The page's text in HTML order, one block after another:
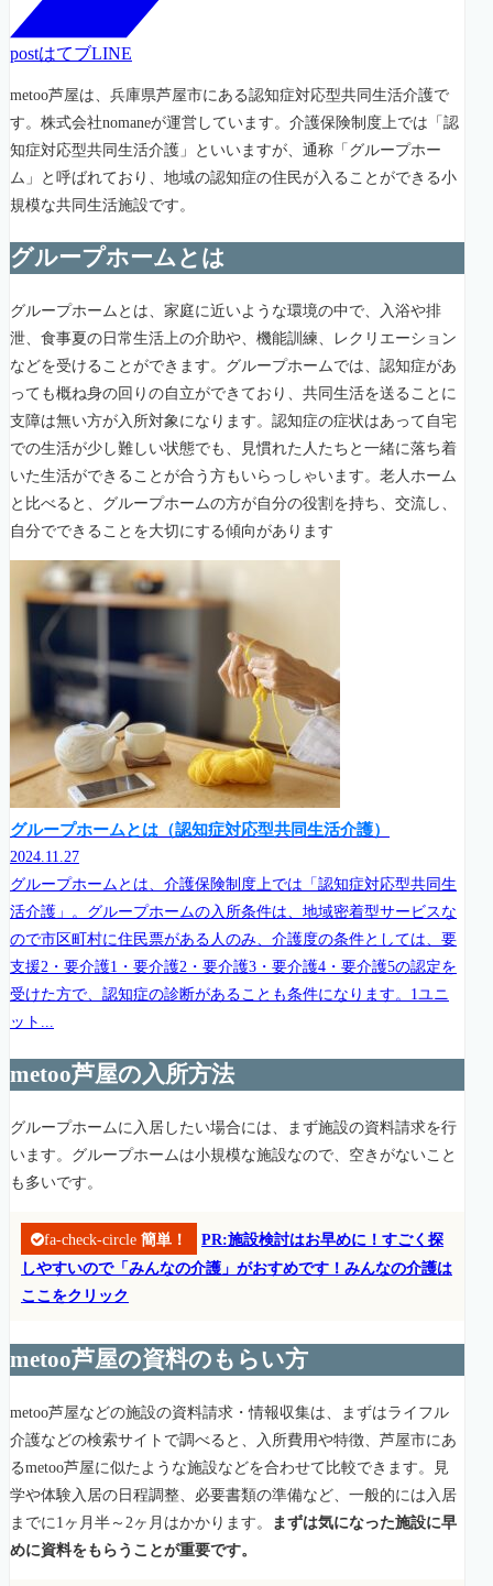
postはてブLINE
metoo芦屋は、兵庫県芦屋市にある認知症対応型共同生活介護で
す。株式会社nomaneが運営しています。介護保険制度上では「認
知症対応型共同生活介護」といいますが、通称「グループホー
ム」と呼ばれており、地域の認知症の住民が入ることができる小
規模な共同生活施設です。
グループホームとは
グループホームとは、家庭に近いような環境の中で、入浴や排
泄、食事夏の日常生活上の介助や、機能訓練、レクリエーション
などを受けることができます。グループホームでは、認知症があ
っても概ね身の回りの自立ができており、共同生活を送ることに
支障は無い方が入所対象になります。認知症の症状はあって自宅
での生活が少し難しい状態でも、見慣れた人たちと一緒に落ち着
いた生活ができることが合う方もいらっしゃいます。老人ホーム
と比べると、グループホームの方が自分の役割を持ち、交流し、
自分でできることを大切にする傾向があります
グループホームとは（認知症対応型共同生活介護）
2024.11.27
グループホームとは、介護保険制度上では「認知症対応型共同生
活介護」。グループホームの入所条件は、地域密着型サービスな
ので市区町村に住民票がある人のみ、介護度の条件としては、要
支援2・要介護1・要介護2・要介護3・要介護4・要介護5の認定を
受けた方で、認知症の診断があることも条件になります。1ユニ
ット...
metoo芦屋の入所方法
グループホームに入居したい場合には、まず施設の資料請求を行
います。グループホームは小規模な施設なので、空きがないこと
も多いです。
fa-check-circle 簡単！
PR:施設検討はお早めに！すごく探
しやすいので「みんなの介護」がおすめです！みんなの介護は
ここをクリック
metoo芦屋の資料のもらい方
metoo芦屋などの施設の資料請求・情報収集は、まずはライフル
介護などの検索サイトで調べると、入所費用や特徴、芦屋市にあ
るmetoo芦屋に似たような施設などを合わせて比較できます。見
学や体験入居の日程調整、必要書類の準備など、一般的には入居
までに1ヶ月半～2ヶ月はかかります。
まずは気になった施設に早
めに資料をもらうことが重要です。